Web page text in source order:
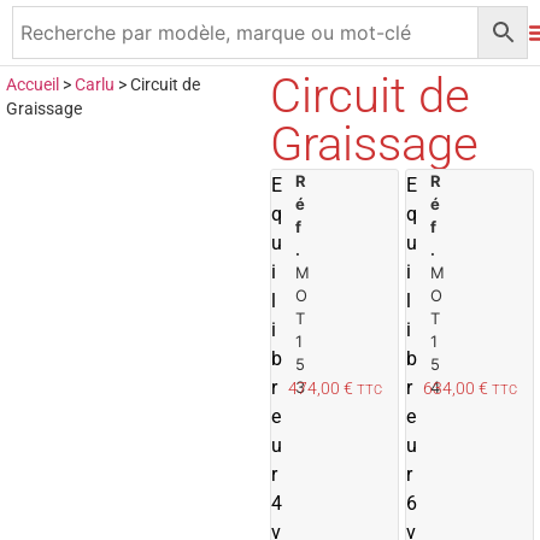
Accueil >Carlu >Circuit de
Graissage
Circuit de
Graissage
E
q
u
i
l
i
b
r
e
u
r
4
v
R
é
f
.
M
O
T
1
5
3
474,00 € TTC
A
o
u
e
u
p
n
e
E
q
u
i
l
i
b
r
e
u
r
6
v
R
é
f
.
M
O
T
1
5
4
634,00 € TTC